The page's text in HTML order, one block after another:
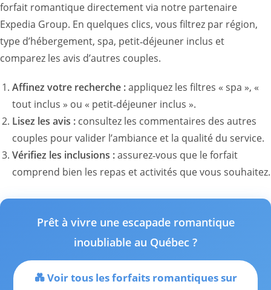
forfait romantique directement via notre partenaire
Expedia Group. En quelques clics, vous filtrez par région,
type d’hébergement, spa, petit‑déjeuner inclus et
comparez les avis d’autres couples.
Affinez votre recherche :appliquez les filtres « spa », «
tout inclus » ou « petit‑déjeuner inclus ».
Lisez les avis : consultez les commentaires des autres
couples pour valider l’ambiance et la qualité du service.
Vérifiez les inclusions :assurez‑vous que le forfait
comprend bien les repas et activités que vous souhaitez.
Prêt à vivre une escapade romantique
inoubliable au Québec ?
💑 Voir tous les forfaits romantiques sur